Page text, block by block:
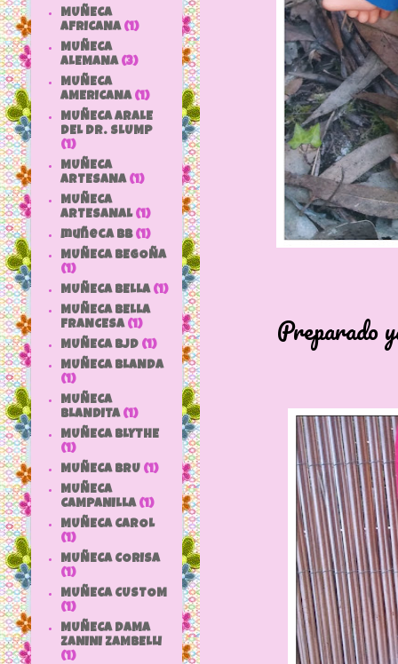
Preparado
MUÑECA
AFRICANA (1)
MUÑECA
ALEMANA (3)
MUÑECA
AMERICANA (1)
MUÑECA ARALE
DEL DR. SLUMP
(1)
MUÑECA
ARTESANA (1)
MUÑECA
ARTESANAL (1)
muñeca bb (1)
MUÑECA BEGOÑA
(1)
MUÑECA BELLA (1)
MUÑECA BELLA
FRANCESA (1)
MUÑECA BJD (1)
MUÑECA BLANDA
(1)
MUÑECA
BLANDITA (1)
MUÑECA BLYTHE
(1)
MUÑECA BRU (1)
MUÑECA
CAMPANILLA (1)
MUÑECA CAROL
(1)
MUÑECA CORISA
(1)
MUÑECA CUSTOM
(1)
MUÑECA DAMA
ZANINI ZAMBELLI
(1)